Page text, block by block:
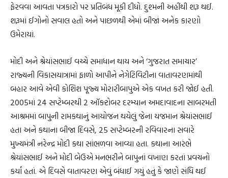
ફેરવવા આવતા પત્રકારો પર પ્રતિબંધ મૂકી દીધો. દુશ્મની અહીંથી શરૂ થઈ.
શરૂમાં ઈગોનો સવાલ હતો અને પાછળથી એમાં બીજાં અનેક કારણો
ઉમેરાયાં.
મોદી અને શ્રેયાંસભાઈ વચ્ચે સમાધાન થાય અને ‘ગુજરાત સમાચાર’
રાજ્યની વિકાસયાત્રામાં ફાળો આપીને નેગેટિવિટીના વાતાવરણમાંથી
બહાર આવે એવી કોશિશ પૂજ્ય મોરારીબાપુએ એક વખત કરી જોઈ હતી.
2005માં 24 સપ્ટેમ્બરથી 2 ઑક્ટોબર દરમ્યાન અમદાવાદના સાબરમતી
આશ્રમમાં બાપુની રામકથાનું આયોજન થયેલું જેના યજમાન શ્રેયાંસભાઈ
હતા અને કથાના બીજા દિવસે, 25 સપ્ટેમ્બરની રવિવારના સવારે
મુખ્યમંત્રી નરેન્દ્ર મોદી કથા સાંભળવા આવ્યા હતા. કથાના આરંભે
શ્રેયાંસભાઈ અને મોદી બેઉએ મનભરીને બાપુનાં વખાણ કરતાં પ્રવચનો
કર્યાં હતાં. એ દિવસે વાતાવરણ એવું બંધાઈ ગયું હતું કે જાણે સંધિ થઈ